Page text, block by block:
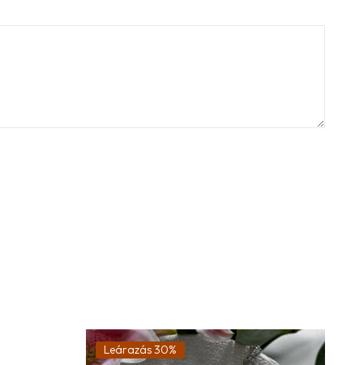
Leárazás 30%